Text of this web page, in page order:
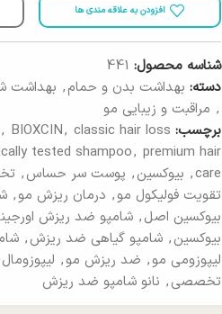
افزودن به علاقه مندی ها
شناسه محصول: 441
دسته: بهداشت بدن و حمام,
, مراقبت و زیبایی مو
برچسب:
, BIOXCIN, classic hair loss
tested shampoo, premium hair
care
, بیوکسین, پوست سر حساس,
تقویت فولیکول مو, درمان ریزش مو,
بیوکسین اصل, شامپو ضد ریزش
بیوکسین, شامپو گیاهی ضد ریزش,
لیپوزومی مو, ضد ریزش مو,
تخصصی, نانو شامپو ضد ریزش